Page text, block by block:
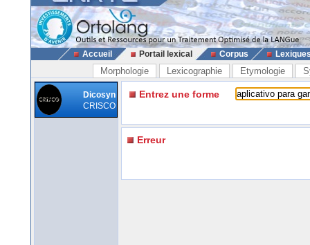
Accueil Portail lexical Corpus
Morphologie Lexicographie Etymologie
Dicosyn
CRISCO
Entrez une forme
Erreur